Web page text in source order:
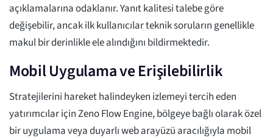
açıklamalarına odaklanır. Yanıt kalitesi talebe göre
değişebilir, ancak ilk kullanıcılar teknik soruların genellikle
makul bir derinlikle ele alındığını bildirmektedir.
Mobil Uygulama ve Erişilebilirlik
Stratejilerini hareket halindeyken izlemeyi tercih eden
yatırımcılar için Zeno Flow Engine, bölgeye bağlı olarak özel
bir uygulama veya duyarlı web arayüzü aracılığıyla mobil